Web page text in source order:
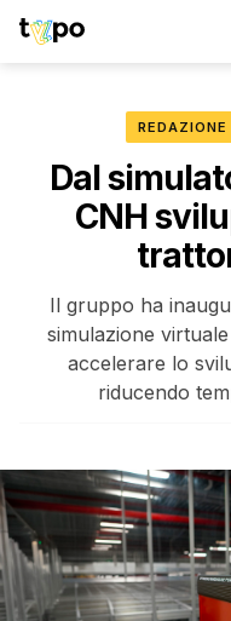
REDAZIONE
Dal
CNH
Il gruppo ha
simulazione
accelerare lo
riducendo